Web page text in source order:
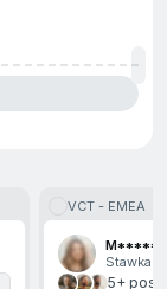
VCT - EMEA
Stawka
5+